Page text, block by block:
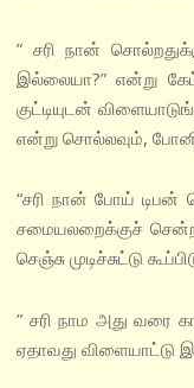
” சரி நான்
இல்லையா?” என்று
குட்டியுடன்
என்று சொல்லவும்,
“சரி நான் போய் டிபன்
சமையலறைக்குச்
செஞ்சு முடிச்சுட்டு
” சரி நாம அது வரை
ஏதாவது விளையாட்டு